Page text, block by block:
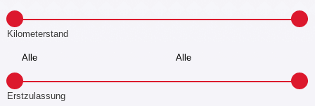
Kilometerstand
Erstzulassung